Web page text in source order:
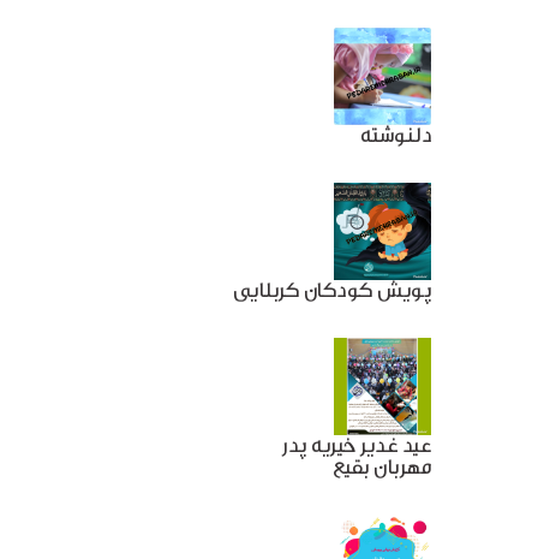
دلنوشته
پویش کودکان کربلایی
عید غدیر خیریه پدر
مهربان بقیع